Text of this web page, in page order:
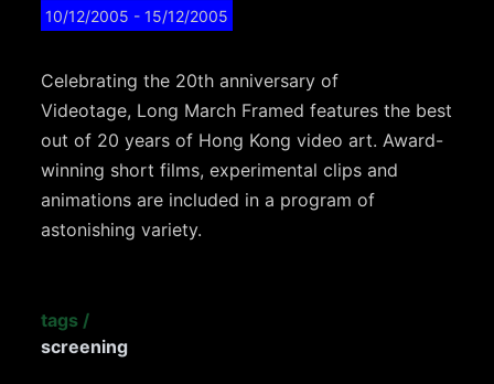
10/12/2005 - 15/12/2005
Celebrating the 20th anniversary of
Videotage, Long March Framed features the best
out of 20 years of Hong Kong video art. Award-
winning short films, experimental clips and
animations are included in a program of
astonishing variety.
tags /
screening